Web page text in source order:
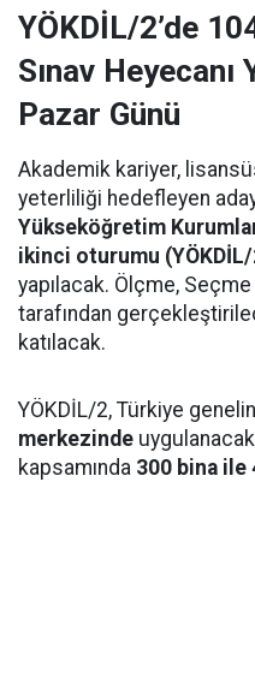
YÖKDİL/2’de
Sınav Heyecanı
Pazar Günü
Akademik kariyer,
yeterliliği hedefleyen
Yükseköğretim Kurumları
ikinci oturumu
yapılacak. Ölçme,
tarafından
katılacak.
YÖKDİL/2, Türkiye
merkezinde
kapsamında 300 bina ile